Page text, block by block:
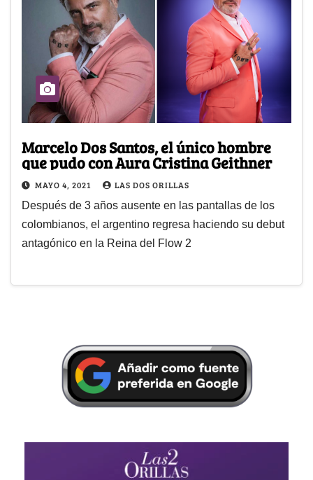
Marcelo Dos Santos, el único hombre
que pudo con Aura Cristina Geithner
MAYO 4, 2021 LAS DOS ORILLAS
Después de 3 años ausente en las pantallas de los
colombianos, el argentino regresa haciendo su debut
antagónico en la Reina del Flow 2